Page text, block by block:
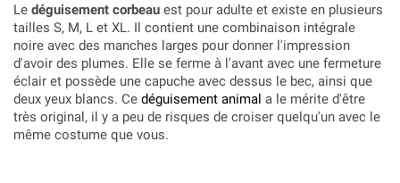
Le déguisement corbeau est pour adulte et existe en plusieurs
tailles S, M, L et XL. Il contient une combinaison intégrale
noire avec des manches larges pour donner l'impression
d'avoir des plumes. Elle se ferme à l'avant avec une fermeture
éclair et possède une capuche avec dessus le bec, ainsi que
deux yeux blancs. Ce déguisement animal a le mérite d'être
très original, il y a peu de risques de croiser quelqu'un avec le
même costume que vous.